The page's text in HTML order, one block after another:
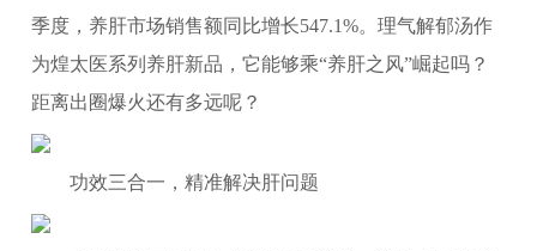
季度，养肝市场销售额同比增长547.1%。理气解郁汤作
为煌太医系列养肝新品，它能够乘“养肝之风”崛起吗？
距离出圈爆火还有多远呢？
功效三合一，精准解决肝问题